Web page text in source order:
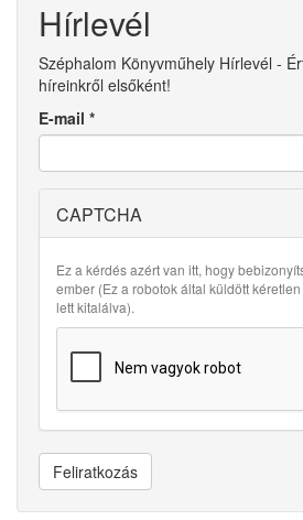
Hírlevél
Széphalom Könyvműhely Hírlevél -
híreinkről elsőként!
E-mail *
CAPTCHA
Ez a kérdés azért van itt, hogy
ember (Ez a robotok által küldött
lett kitalálva).
Feliratkozás